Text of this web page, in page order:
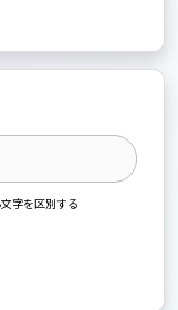
字を区別する